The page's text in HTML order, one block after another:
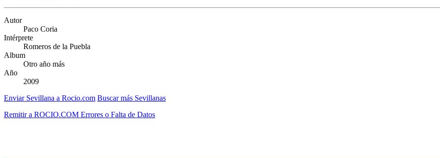
Autor
Paco Coria
Intérprete
Romeros de la Puebla
Album
Otro año más
Año
2009
Enviar Sevillana a Rocio.com Buscar más Sevillanas
Remitir a ROCIO.COM Errores o Falta de Datos